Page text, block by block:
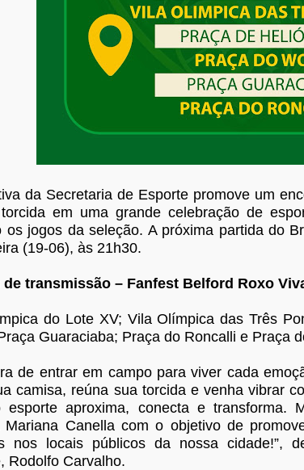
da Secretaria de Esporte promove um
em uma grande celebração de
os jogos da seleção. A próxima partida do
(19-06), às 21h30.
de transmissão – Fanfest Belford Roxo
do Lote XV; Vila Olímpica das Três
Guaraciaba; Praça do Roncalli e Praça
de entrar em campo para viver cada
camisa, reúna sua torcida e venha vibrar
esporte aproxima, conecta e transforma.
Mariana Canella com o objetivo de
nos locais públicos da nossa cidade!”,
Rodolfo Carvalho.